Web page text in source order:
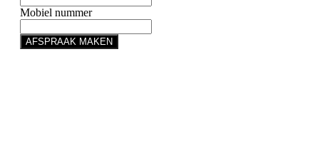
Mobiel nummer
AFSPRAAK MAKEN